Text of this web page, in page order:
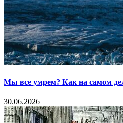
Мы все умрем? Как на самом
30.06.2026